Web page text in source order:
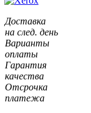
Доставка
на след. день
Варианты
оплаты
Гарантия
качества
Отсрочка
платежа